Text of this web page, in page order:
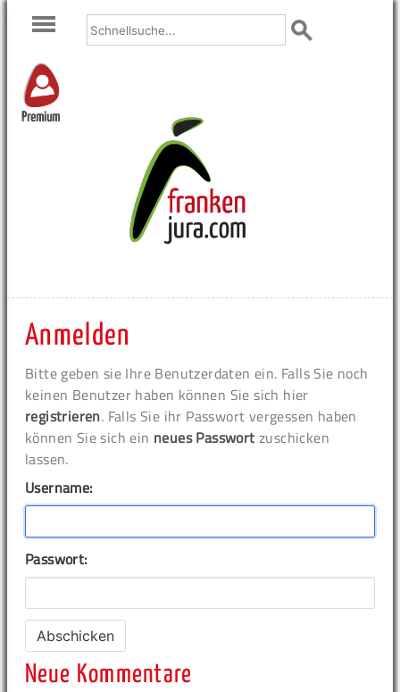
Premium
Anmelden
Bitte geben sie Ihre Benutzerdaten ein. Falls Sie noch
keinen Benutzer haben können Sie sich hier
registrieren. Falls Sie ihr Passwort vergessen haben
können Sie sich ein neues Passwort zuschicken
lassen.
Username:
Passwort:
Neue Kommentare